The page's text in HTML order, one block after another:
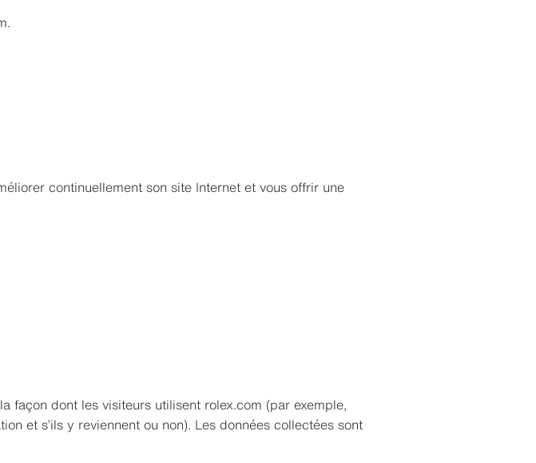
continuellement son site Internet et vous offrir une
façon dont les visiteurs utilisent rolex.com (par exemple,
et s’ils y reviennent ou non). Les données collectées sont